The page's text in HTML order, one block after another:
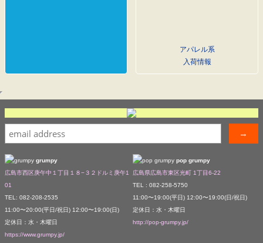
アパレル系
入荷情報
grumpy
広島市西区庚午中１丁目１８−３２ドルミ庚午1
01
TEL: 082-208-2535
11:00〜20:00(平日/祝日) 12:00〜19:00(日)
定休日：水・木曜日
https://www.grumpy.jp/
pop grumpy
広島県広島市東区光町 1丁目6-22
TEL : 082-258-5750
11:00〜19:00(平日) 12:00〜19:00(日/祝日)
定休日：水・木曜日
http://pop-grumpy.jp/